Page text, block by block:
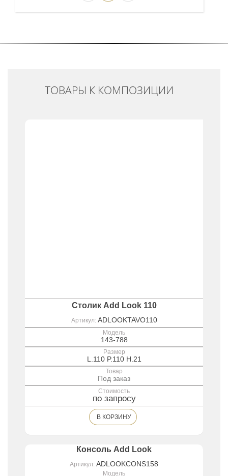
ТОВАРЫ К КОМПОЗИЦИИ
Столик Add Look 110
Артикул: ADLOOKTAVO110
Модель
143-788
Размер
L.110 P.110 H.21
Товар
Под заказ
Стоимость
по запросу
В КОРЗИНУ
Консоль Add Look
Артикул: ADLOOKCONS158
Модель